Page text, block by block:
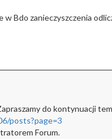
Bdo zanieczyszczenia
do kontynuacji
posts?page=3
Forum.